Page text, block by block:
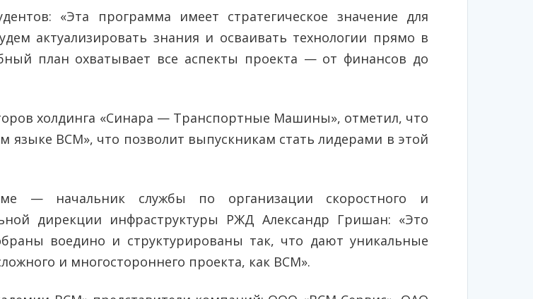
«Эта программа имеет стратегическое значение для
актуализировать знания и осваивать технологии прямо в
план охватывает все аспекты проекта — от финансов до
холдинга «Синара — Транспортные Машины», отметил, что
ВСМ», что позволит выпускникам стать лидерами в этой
— начальник службы по организации скоростного и
дирекции инфраструктуры РЖД Александр Гришан: «Это
воедино и структурированы так, что дают уникальные
и многостороннего проекта, как ВСМ».